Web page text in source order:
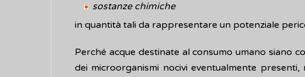
sostanze chimiche
in quantità tali da rappresentare un potenziale
Perché acque destinate al consumo umano siano
dei microorganismi nocivi eventualmente